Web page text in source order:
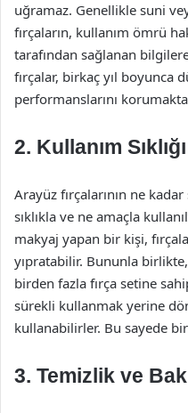
uğramaz. Genellikle suni
fırçaların, kullanım ömrü
tarafından sağlanan
fırçalar, birkaç yıl boyunca
performanslarını
2. Kullanım Sıklığı
Arayüz fırçalarının ne
sıklıkla ve ne amaçla
makyaj yapan bir kişi,
yıpratabilir. Bununla
birden fazla fırça setine
sürekli kullanmak yerine
kullanabilirler. Bu sayede
3. Temizlik ve